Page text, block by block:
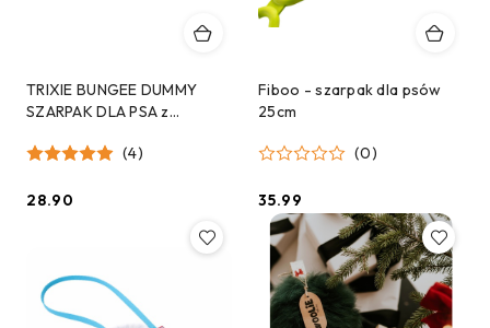
TRIXIE BUNGEE DUMMY
SZARPAK DLA PSA z
(4)
Cena:
28.90
Fiboo - szarpak dla psów
25cm
(0)
Cena:
35.99